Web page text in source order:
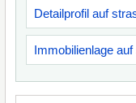
Detailprofil auf
Immobilienlage